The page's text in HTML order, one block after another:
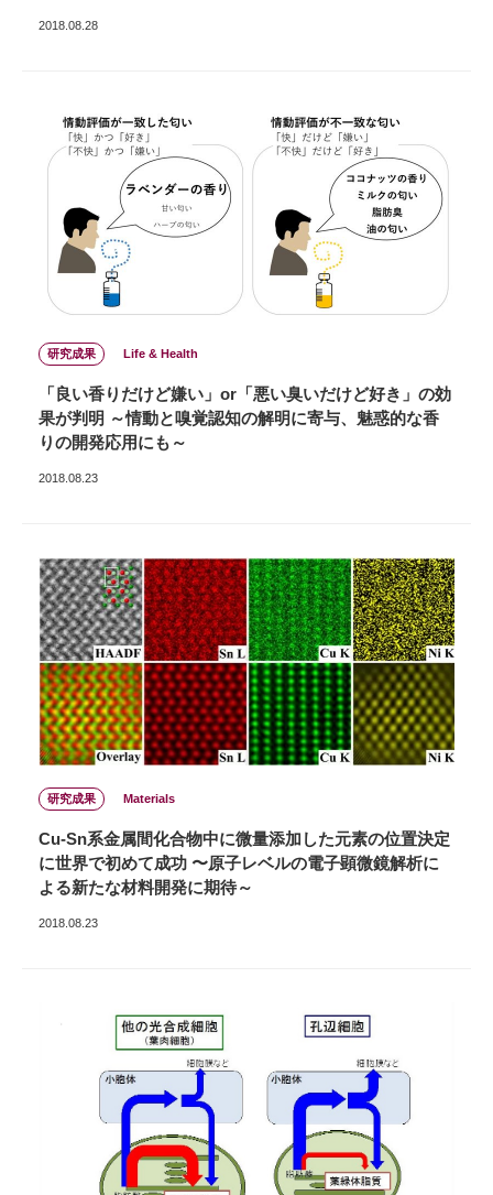
2018.08.28
研究成果 Life & Health
「良い香りだけど嫌い」or「悪い臭いだけど好き」の効
果が判明 ～情動と嗅覚認知の解明に寄与、魅惑的な香
りの開発応用にも～
2018.08.23
研究成果 Materials
Cu-Sn系金属間化合物中に微量添加した元素の位置決定
に世界で初めて成功 〜原子レベルの電子顕微鏡解析に
よる新たな材料開発に期待～
2018.08.23